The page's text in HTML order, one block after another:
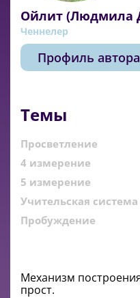
Ойлит (Людмила
Ченнелер
Профиль автора
Темы
Просветление
4 измерение
5 измерение
Учительская система
Пробуждение
Механизм
прост.